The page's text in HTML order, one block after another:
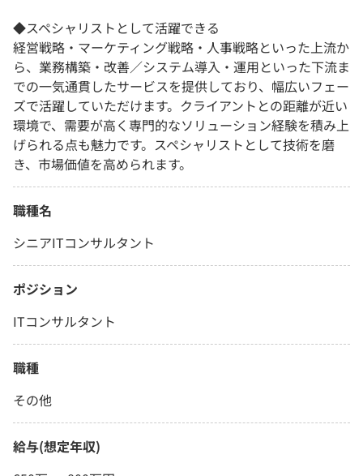
◆スペシャリストとして活躍できる
経営戦略・マーケティング戦略・人事戦略といった上流か
ら、業務構築・改善／システム導入・運用といった下流ま
での一気通貫したサービスを提供しており、幅広いフェー
ズで活躍していただけます。クライアントとの距離が近い
環境で、需要が高く専門的なソリューション経験を積み上
げられる点も魅力です。スペシャリストとして技術を磨
き、市場価値を高められます。
職種名
シニアITコンサルタント
ポジション
ITコンサルタント
職種
その他
給与(想定年収)